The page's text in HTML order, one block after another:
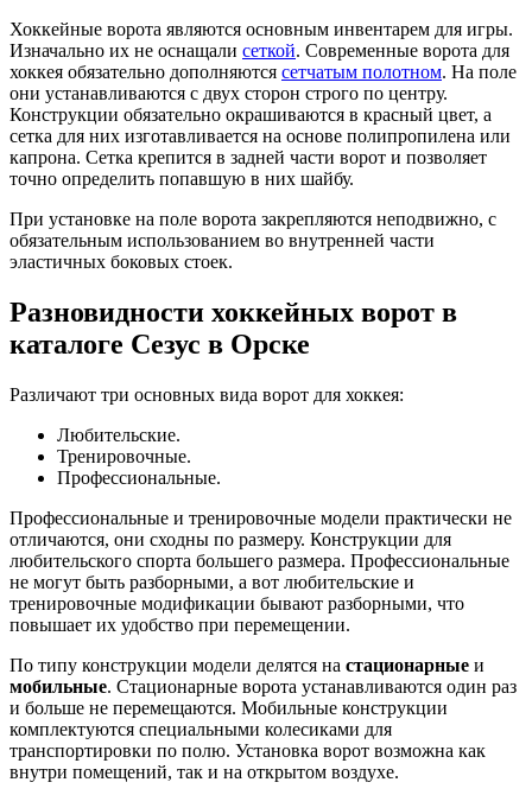
Хоккейные ворота являются основным инвентарем для игры.
Изначально их не оснащали сеткой. Современные ворота для
хоккея обязательно дополняются сетчатым полотном. На поле
они устанавливаются с двух сторон строго по центру.
Конструкции обязательно окрашиваются в красный цвет, а
сетка для них изготавливается на основе полипропилена или
капрона. Сетка крепится в задней части ворот и позволяет
точно определить попавшую в них шайбу.
При установке на поле ворота закрепляются неподвижно, с
обязательным использованием во внутренней части
эластичных боковых стоек.
Разновидности хоккейных ворот в
каталоге Сезус в Орске
Различают три основных вида ворот для хоккея:
Любительские.
Тренировочные.
Профессиональные.
Профессиональные и тренировочные модели практически не
отличаются, они сходны по размеру. Конструкции для
любительского спорта большего размера. Профессиональные
не могут быть разборными, а вот любительские и
тренировочные модификации бывают разборными, что
повышает их удобство при перемещении.
По типу конструкции модели делятся на стационарные и
мобильные. Стационарные ворота устанавливаются один раз
и больше не перемещаются. Мобильные конструкции
комплектуются специальными колесиками для
транспортировки по полю. Установка ворот возможна как
внутри помещений, так и на открытом воздухе.